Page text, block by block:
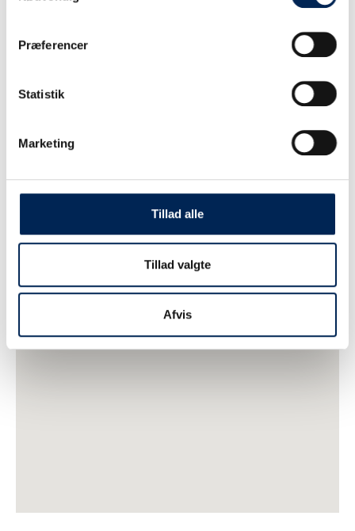
Præferencer
Statistik
Marketing
Tillad alle
Tillad valgte
Afvis